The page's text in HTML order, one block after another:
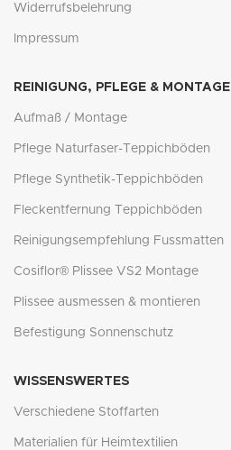
Widerrufsbelehrung
Impressum
REINIGUNG, PFLEGE & MONTAGE
Aufmaß / Montage
Pflege Naturfaser-Teppichböden
Pflege Synthetik-Teppichböden
Fleckentfernung Teppichböden
Reinigungsempfehlung Fussmatten
Cosiflor® Plissee VS2 Montage
Plissee ausmessen & montieren
Befestigung Sonnenschutz
WISSENSWERTES
Verschiedene Stoffarten
Materialien für Heimtextilien